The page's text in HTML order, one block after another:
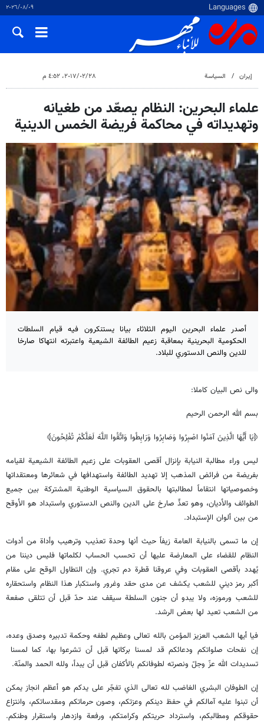
٠٩‏/٠٨‏/٢٠٢٦
إيران السياسة ٢٨‏/٠٢‏/٢٠١٧، ٤:٥٢ م
علماء البحرين: النظام يصعّد من طغيانه
وتهديداته في محاكمة فريضة الخمس الدينية
أصدر علماء البحرين اليوم الثلاثاء بيانا يستنكرون فيه قيام السلطات
الحكومية البحرينية بمعاقبة زعيم الطائفة الشيعية واعتبرته انتهاكا صارخا
للدين والنص الدستوري للبلاد.
والى نص البيان كاملا:
بسم الله الرحمن الرحيم
﴿يَا أَيُّهَا الَّذِينَ آمَنُوا اصْبِرُوا وَصَابِرُوا وَرَابِطُوا وَاتَّقُوا اللَّهَ لَعَلَّكُمْ تُفْلِحُونَ﴾
ليس وراء مطالبة النيابة بإنزال أقصى العقوبات على زعيم الطائفة الشيعية لقيامه
بفريضة من فرائض المذهب إلا تهديد الطائفة واستهدافها في شعائرها ومعتقداتها
وخصوصياتها انتقاماً لمطالبتها بالحقوق السياسية الوطنية المشتركة بين جميع
الطوائف والأديان، وهو تعدٍّ صارخ على الدين والنص الدستوري واستبداد هو الأوقح
من بين ألوان الإستبداد.
إن ما تسمى بالنيابة العامة زيفاً حيث أنها وحدة تعذيب وترهيب وأداة من أدوات
النظام للقضاء على المعارضة عليها أن تحسب الحساب لكلماتها فليس ديننا من
يُهدد بأقصى العقوبات وفي عروقنا قطرة دم تجري. وإن التطاول الوقح على مقام
أكبر رمز ديني للشعب يكشف عن مدى حقد وغرور واستكبار هذا النظام واستحقاره
للشعب ورموزه، ولا يبدو أن جنون السلطة سيقف عند حدّ قبل أن تتلقى صفعة
من الشعب تعيد لها بعض الرشد.
فيا أيها الشعب العزيز المؤمن بالله تعالى وعظيم لطفه وحكمة تدبيره وصدق وعده،
إن نفحات صلواتكم ودعائكم قد لمسنا بركاتها قبل أن تشرعوا بها، كما لمسنا
تسديدات الله عزّ وجلّ ونصرته لطوفانكم بالأكفان قبل أن يبدأ، ولله الحمد والمنّة.
إن الطوفان البشري الغاضب لله تعالى الذي تفجّر على يدكم هو أعظم انجاز يمكن
أن تبنوا عليه آمالكم في حفظ دينكم وعزتكم، وصون حرماتكم ومقدساتكم، وانتزاع
حقوقكم ومطالبكم، واسترداد حريتكم وكرامتكم، ورفعة وازدهار واستقرار وطنكم.